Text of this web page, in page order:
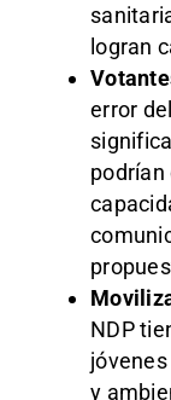
logran
error
podrían
NDP
y